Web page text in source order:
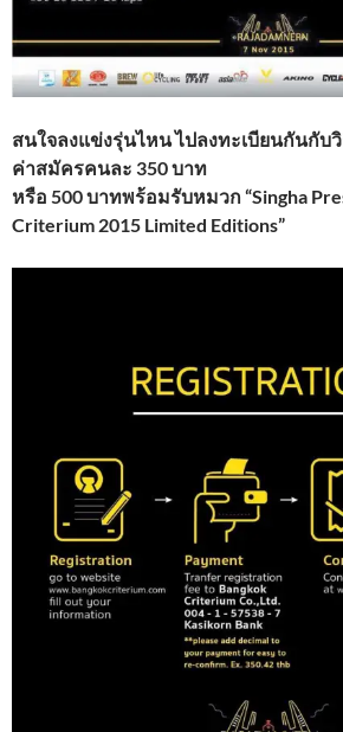
สนใจลงแข่งรุ่นไหน ไปลงทะเบียนกันกับ
ค่าสมัครคนละ 350 บาท
หรือ 500 บาทพร้อมรับหมวก “Singha
Criterium 2015 Limited Editions”